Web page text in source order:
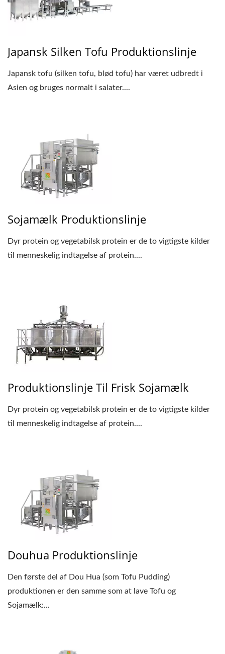
MED HØJESTE
FØDEVARESIKKERHED.
Japansk Silken Tofu Produktionslinje
Japansk tofu (silken tofu, blød tofu) har været udbredt i
Asien og bruges normalt i salater....
Sojamælk Produktionslinje
Dyr protein og vegetabilsk protein er de to vigtigste kilder
til menneskelig indtagelse af protein....
Produktionslinje Til Frisk Sojamælk
Dyr protein og vegetabilsk protein er de to vigtigste kilder
til menneskelig indtagelse af protein....
Douhua Produktionslinje
Den første del af Dou Hua (som Tofu Pudding)
produktionen er den samme som at lave Tofu og
Sojamælk:...